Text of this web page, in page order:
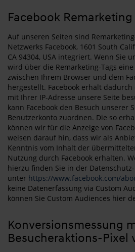
Facebook
Auf unseren Seiten sind
Netzwerks Facebook, 1601 South
CA 94304, USA integriert. Wenn Sie
wird über die Remarketing-Tags
zwischen Ihrem Browser und dem
hergestellt. Facebook erhält
mit Ihrer IP-Adresse unsere Seite
kann Facebook den Besuch unserer
Benutzerkonto zuordnen. Die so
können wir für die Anzeige von
weisen darauf hin, dass wir als
Kenntnis vom Inhalt der
Nutzung durch Facebook erhalten.
hierzu finden Sie in der
unter https://www.facebook.com/
keine Datenerfassung via Custom
können Sie Custom Audiences hier
Konversionsmessung
Besucheraktions-Pixel